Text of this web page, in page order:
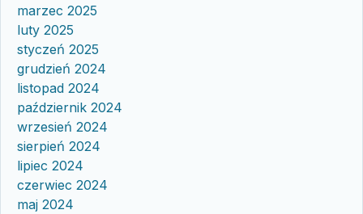
marzec 2025
luty 2025
styczeń 2025
grudzień 2024
listopad 2024
październik 2024
wrzesień 2024
sierpień 2024
lipiec 2024
czerwiec 2024
maj 2024